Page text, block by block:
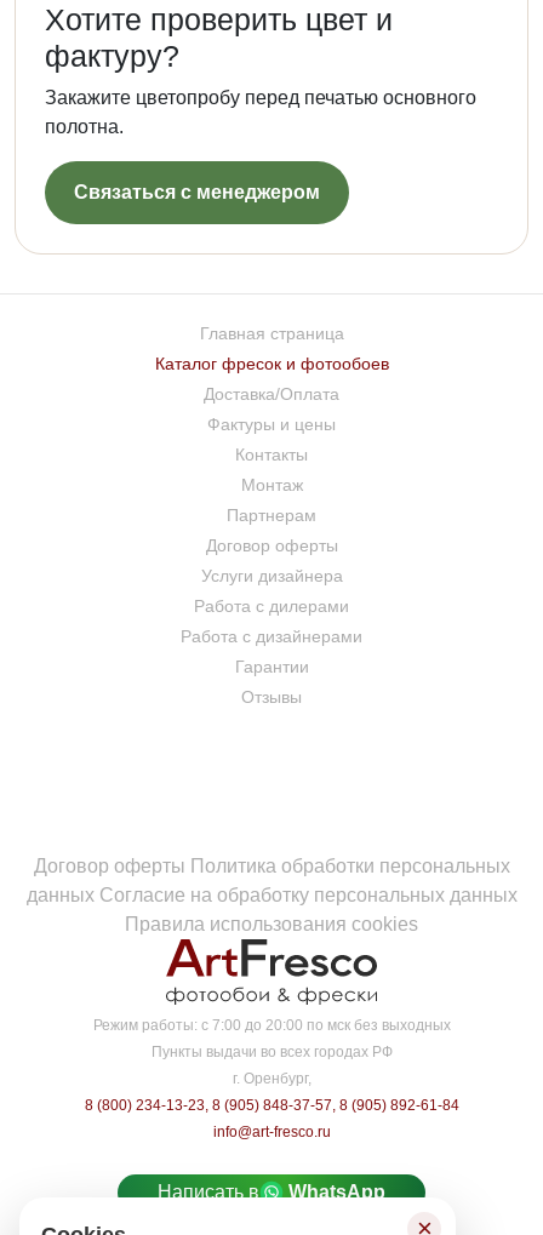
Хотите проверить цвет и
фактуру?
Закажите цветопробу перед печатью основного
полотна.
Связаться с менеджером
Главная страница
Каталог фресок и фотообоев
Доставка/Оплата
Фактуры и цены
Контакты
Монтаж
Партнерам
Договор оферты
Услуги дизайнера
Работа с дилерами
Работа с дизайнерами
Гарантии
Отзывы
Договор оферты Политика обработки персональных
данных Согласие на обработку персональных данных
Правила использования cookies
Режим работы: с 7:00 до 20:00 по мск без выходных
Пункты выдачи во всех городах РФ
г. Оренбург,
8 (800) 234-13-23, 8 (905) 848-37-57 8 (905) 892-61-84
info@art-fresco.ru
Написать в WhatsApp
×